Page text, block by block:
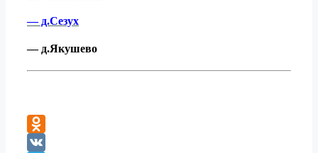
— д.Сезух
— д.Якушево
Odnoklassniki